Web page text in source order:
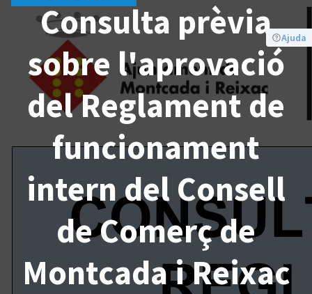
Ajuda
Consulta prèvia
sobre l'aprovació
del Reglament de
funcionament
intern del Consell
de Comerç de
Montcada i Reixac